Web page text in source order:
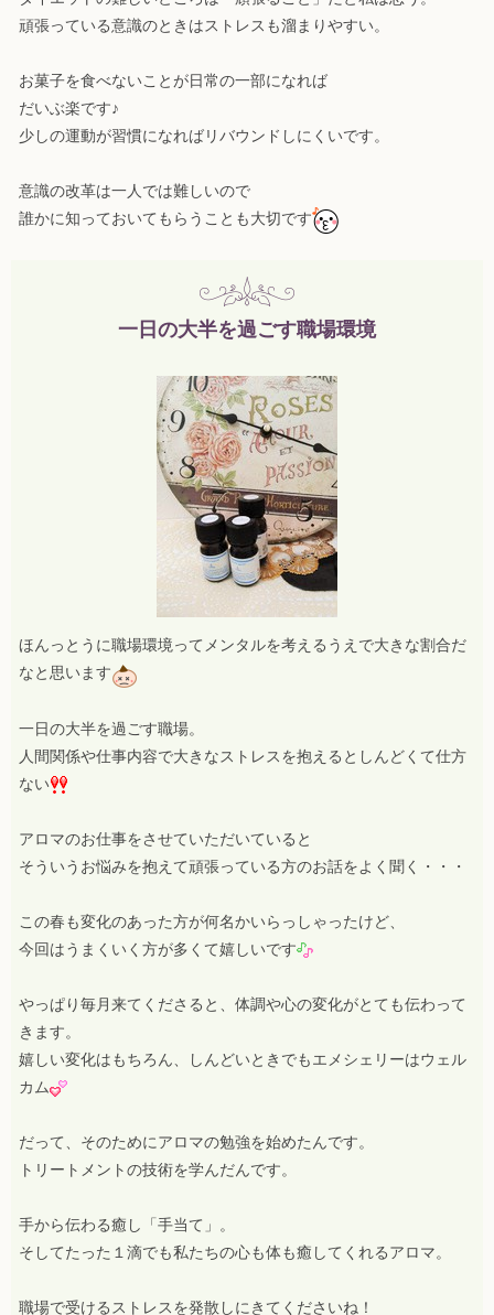
頑張っている意識のときはストレスも溜まりやすい。
お菓子を食べないことが日常の一部になれば
だいぶ楽です♪
少しの運動が習慣になればリバウンドしにくいです。
意識の改革は一人では難しいので
誰かに知っておいてもらうことも大切です
一日の大半を過ごす職場環境
ほんっとうに職場環境ってメンタルを考えるうえで大きな割合だ
なと思います
一日の大半を過ごす職場。
人間関係や仕事内容で大きなストレスを抱えるとしんどくて仕方
ない
アロマのお仕事をさせていただいていると
そういうお悩みを抱えて頑張っている方のお話をよく聞く・・・
この春も変化のあった方が何名かいらっしゃったけど、
今回はうまくいく方が多くて嬉しいです
やっぱり毎月来てくださると、体調や心の変化がとても伝わって
きます。
嬉しい変化はもちろん、しんどいときでもエメシェリーはウェル
カム
だって、そのためにアロマの勉強を始めたんです。
トリートメントの技術を学んだんです。
手から伝わる癒し「手当て」。
そしてたった１滴でも私たちの心も体も癒してくれるアロマ。
職場で受けるストレスを発散しにきてくださいね！